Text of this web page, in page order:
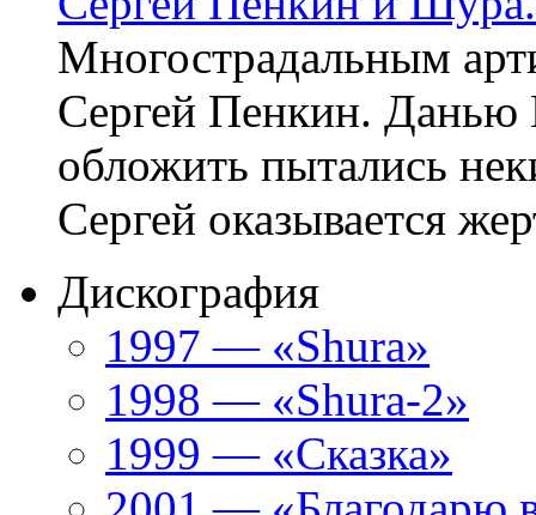
Многострадальным
Сергей Пенкин. Данью
обложить пытались
Сергей оказывается
Дискография
1997 — «Shura»
1998 — «Shura-2»
1999 — «Сказка»